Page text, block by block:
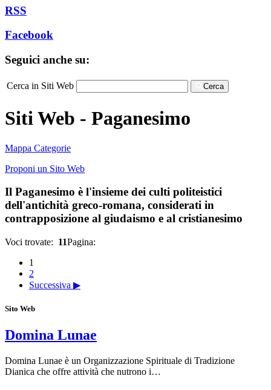
RSS
Facebook
Seguici anche su:
Cerca in Siti Web Cerca
Siti Web - Paganesimo
Mappa Categorie
Proponi un Sito Web
Il Paganesimo è l'insieme dei culti politeistici
dell'antichità greco-romana, considerati in
contrapposizione al giudaismo e al cristianesimo
Voci trovate: 11Pagina:
1
2
Successiva ▶
Sito Web
Domina Lunae
Domina Lunae è un Organizzazione Spirituale di Tradizione
Dianica che offre attività che nutrono i…